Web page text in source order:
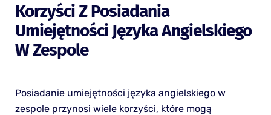
Korzyści Z Posiadania
Umiejętności Języka Angielskiego
W Zespole
Posiadanie umiejętności języka angielskiego w
zespole przynosi wiele korzyści, które mogą